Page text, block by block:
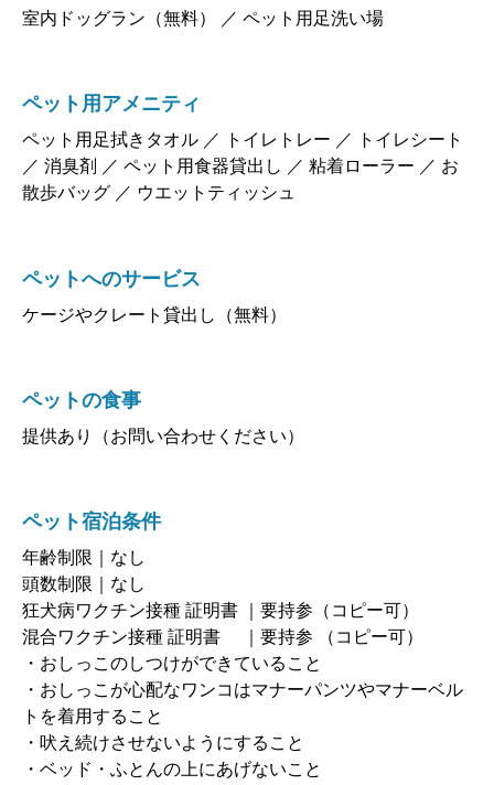
室内ドッグラン（無料） ／ ペット用足洗い場
ペット用アメニティ
ペット用足拭きタオル ／ トイレトレー ／ トイレシート
／ 消臭剤 ／ ペット用食器貸出し ／ 粘着ローラー ／ お
散歩バッグ ／ ウエットティッシュ
ペットへのサービス
ケージやクレート貸出し（無料）
ペットの食事
提供あり（お問い合わせください）
ペット宿泊条件
年齢制限｜なし
頭数制限｜なし
狂犬病ワクチン接種 証明書 ｜要持参（コピー可）
混合ワクチン接種 証明書 ｜要持参 （コピー可）
・おしっこのしつけができていること
・おしっこが心配なワンコはマナーパンツやマナーベル
トを着用すること
・吠え続けさせないようにすること
・ベッド・ふとんの上にあげないこと